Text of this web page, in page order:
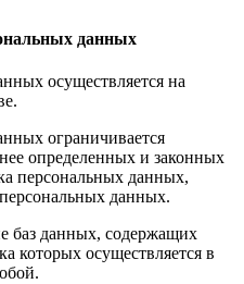
данных
осуществляется на
ограничивается
определенных и законных
персональных данных,
данных.
баз данных, содержащих
которых осуществляется в